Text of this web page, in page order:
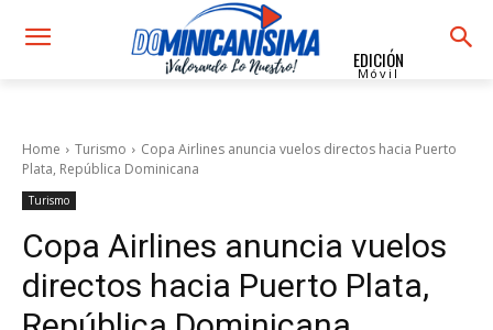
EDICIÓN
Móvil
Home Turismo
Copa Airlines anuncia vuelos directos hacia Puerto
Plata, República Dominicana
Turismo
Copa Airlines anuncia vuelos
directos hacia Puerto Plata,